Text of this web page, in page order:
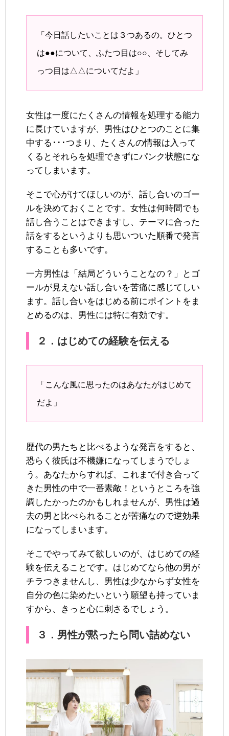
「今日話したいことは３つあるの。ひとつ
は●●について、ふたつ目は○○、そしてみ
っつ目は△△についてだよ」
女性は一度にたくさんの情報を処理する能力
に長けていますが、男性はひとつのことに集
中する･･･つまり、たくさんの情報は入って
くるとそれらを処理できずにパンク状態にな
ってしまいます。
そこで心がけてほしいのが、話し合いのゴー
ルを決めておくことです。女性は何時間でも
話し合うことはできますし、テーマに合った
話をするというよりも思いついた順番で発言
することも多いです。
一方男性は「結局どういうことなの？」とゴ
ールが見えない話し合いを苦痛に感じてしい
ます。話し合いをはじめる前にポイントをま
とめるのは、男性には特に有効です。
２．はじめての経験を伝える
「こんな風に思ったのはあなたがはじめて
だよ」
歴代の男たちと比べるような発言をすると、
恐らく彼氏は不機嫌になってしまうでしょ
う。あなたからすれば、これまで付き合って
きた男性の中で一番素敵！というところを強
調したかったのかもしれませんが、男性は過
去の男と比べられることが苦痛なので逆効果
になってしまいます。
そこでやってみて欲しいのが、はじめての経
験を伝えることです。はじめてなら他の男が
チラつきませんし、男性は少なからず女性を
自分の色に染めたいという願望も持っていま
すから、きっと心に刺さるでしょう。
３．男性が黙ったら問い詰めない